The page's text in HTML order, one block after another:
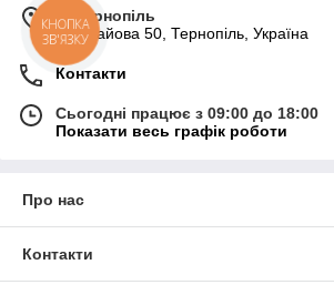
м. Тернопіль
вул. Гайова 50, Тернопіль, Україна
Контакти
Сьогодні працює з 09:00 до 18:00
Показати весь графік роботи
Про нас
Контакти
КНОПКА
ЗВ'ЯЗКУ